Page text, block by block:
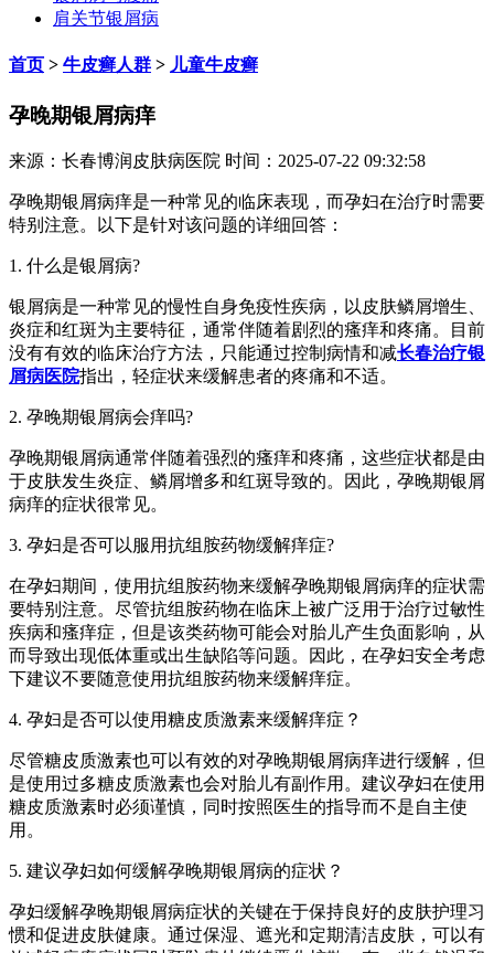
肩关节银屑病
首页 > 牛皮癣人群 > 儿童牛皮癣
孕晚期银屑病痒
来源：长春博润皮肤病医院 时间：2025-07-22 09:32:58
孕晚期银屑病痒是一种常见的临床表现，而孕妇在治疗时需要
特别注意。以下是针对该问题的详细回答：
1. 什么是银屑病?
银屑病是一种常见的慢性自身免疫性疾病，以皮肤鳞屑增生、
炎症和红斑为主要特征，通常伴随着剧烈的瘙痒和疼痛。目前
没有有效的临床治疗方法，只能通过控制病情和减长春治疗银
屑病医院指出，轻症状来缓解患者的疼痛和不适。
2. 孕晚期银屑病会痒吗?
孕晚期银屑病通常伴随着强烈的瘙痒和疼痛，这些症状都是由
于皮肤发生炎症、鳞屑增多和红斑导致的。因此，孕晚期银屑
病痒的症状很常见。
3. 孕妇是否可以服用抗组胺药物缓解痒症?
在孕妇期间，使用抗组胺药物来缓解孕晚期银屑病痒的症状需
要特别注意。尽管抗组胺药物在临床上被广泛用于治疗过敏性
疾病和瘙痒症，但是该类药物可能会对胎儿产生负面影响，从
而导致出现低体重或出生缺陷等问题。因此，在孕妇安全考虑
下建议不要随意使用抗组胺药物来缓解痒症。
4. 孕妇是否可以使用糖皮质激素来缓解痒症？
尽管糖皮质激素也可以有效的对孕晚期银屑病痒进行缓解，但
是使用过多糖皮质激素也会对胎儿有副作用。建议孕妇在使用
糖皮质激素时必须谨慎，同时按照医生的指导而不是自主使
用。
5. 建议孕妇如何缓解孕晚期银屑病的症状？
孕妇缓解孕晚期银屑病症状的关键在于保持良好的皮肤护理习
惯和促进皮肤健康。通过保湿、遮光和定期清洁皮肤，可以有